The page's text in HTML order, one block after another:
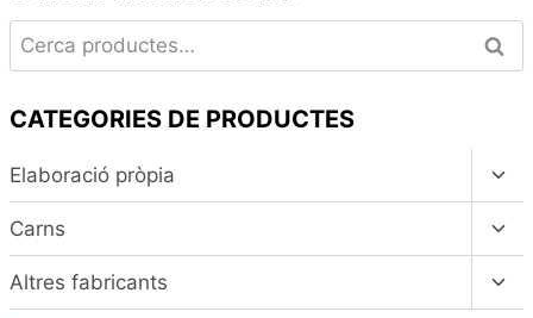
Cerca:
CATEGORIES DE PRODUCTES
Elaboració pròpia
el
Carns
el
Altres fabricants
el